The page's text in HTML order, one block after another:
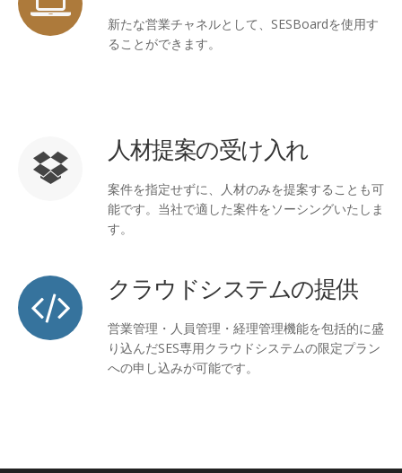
新たな営業チャネルとして、SESBoardを使用す
ることができます。
人材提案の受け入れ
案件を指定せずに、人材のみを提案することも可
能です。当社で適した案件をソーシングいたしま
す。
クラウドシステムの提供
営業管理・人員管理・経理管理機能を包括的に盛
り込んだSES専用クラウドシステムの限定プラン
への申し込みが可能です。